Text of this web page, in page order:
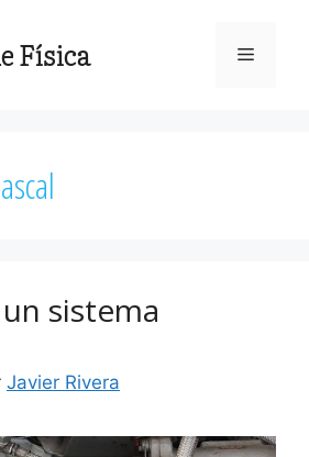
Física Menú
sistema
Javier Rivera